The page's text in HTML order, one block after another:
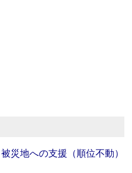
災地への支援（順位不動）